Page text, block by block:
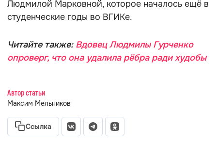
Людмилой Марковной, которое началось ещё в
студенческие годы во ВГИКе.
Читайте также:Вдовец Людмилы Гурченко
опроверг, что она удалила рёбра ради худобы
Автор статьи
Максим Мельников
Ссылка